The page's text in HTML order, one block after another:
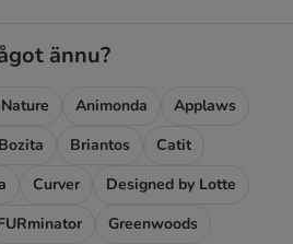
ännu?
Animonda
Applaws
Bozita Briantos
Catit
Curver
Designed by Lotte
Greenwoods